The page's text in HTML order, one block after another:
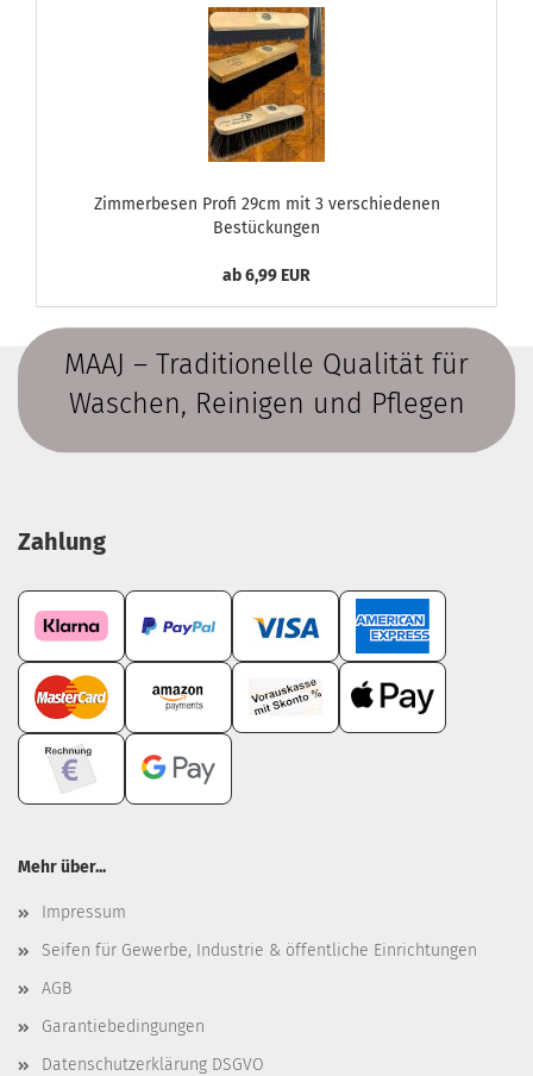
Zimmerbesen Profi 29cm mit 3 verschiedenen
Bestückungen
ab 6,99 EUR
MAAJ – Traditionelle Qualität für
Waschen, Reinigen und Pflegen
Zahlung
Mehr über...
Impressum
Seifen für Gewerbe, Industrie & öffentliche Einrichtungen
AGB
Garantiebedingungen
Datenschutzerklärung DSGVO